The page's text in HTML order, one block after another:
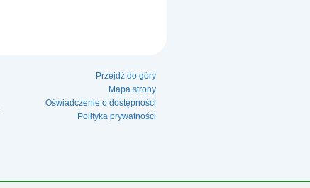
Przejdź do góry
Mapa strony
Oświadczenie o dostępności
Polityka prywatności